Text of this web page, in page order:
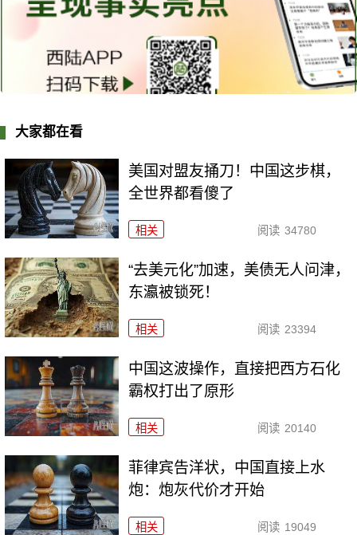
大家都在看
美国对盟友捅刀！中国这步棋，
全世界都看傻了
相关 阅读 34780
“去美元化”加速，美债无人问津，
东瀛被锁死！
相关 阅读 23394
中国这波操作，直接把西方石化
霸权打出了原形
相关 阅读 20140
菲律宾告洋状，中国直接上水
炮：炮灰代价才开始
相关 阅读 19049